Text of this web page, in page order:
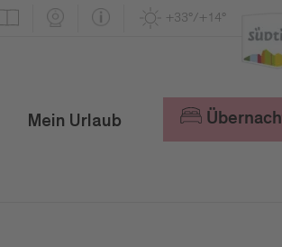
+33°/+14°
Mein Urlaub